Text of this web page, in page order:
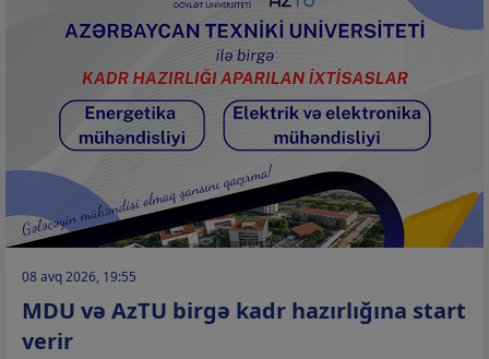
08 avq 2026, 19:55
MDU və AzTU birgə kadr hazırlığına start
verir